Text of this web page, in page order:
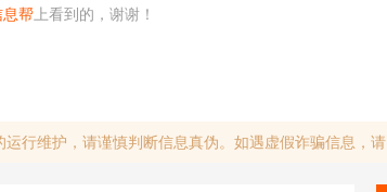
帮 上看到的，谢谢！
行维护，请谨慎判断信息真伪。如遇虚假诈骗信息，请